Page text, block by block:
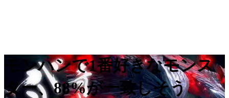
モンハンで1番好きなモンス
ター、88%が一致しそう